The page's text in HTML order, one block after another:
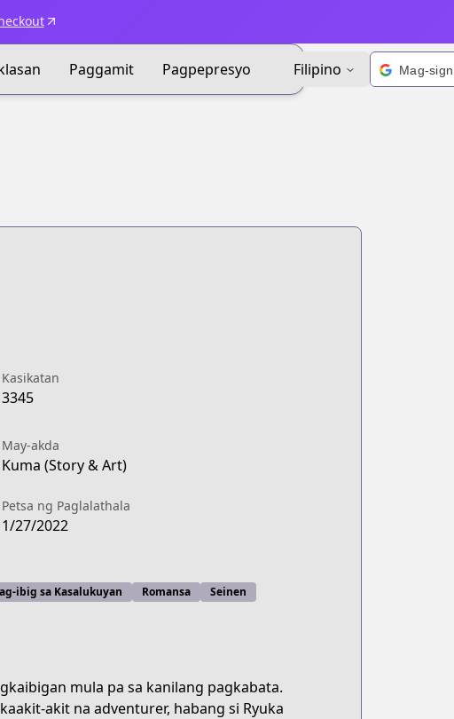
Paggamit Pagpepresyo Filipino
Kasikatan
3345
May-akda
Kuma (Story & Art)
Petsa ng Paglalathala
1/27/2022
ibig sa Kasalukuyan Romansa Seinen
mula pa sa kanilang pagkabata.
akit na adventurer, habang si Ryuka